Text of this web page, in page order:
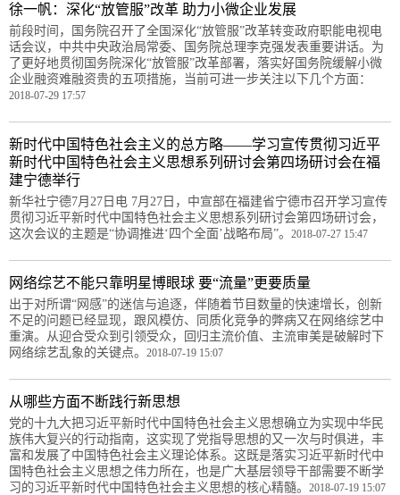
徐一帆：深化“放管服”改革 助力小微企业发展
前段时间，国务院召开了全国深化“放管服”改革转变政府职能电视电
话会议，中共中央政治局常委、国务院总理李克强发表重要讲话。为
了更好地贯彻国务院深化“放管服”改革部署，落实好国务院缓解小微
企业融资难融资贵的五项措施，当前可进一步关注以下几个方面：
2018-07-29 17:57
新时代中国特色社会主义的总方略——学习宣传贯彻习近平
新时代中国特色社会主义思想系列研讨会第四场研讨会在福
建宁德举行
新华社宁德7月27日电 7月27日，中宣部在福建省宁德市召开学习宣传
贯彻习近平新时代中国特色社会主义思想系列研讨会第四场研讨会，
这次会议的主题是“协调推进‘四个全面’战略布局”。 2018-07-27 15:47
网络综艺不能只靠明星博眼球 要“流量”更要质量
出于对所谓“网感”的迷信与追逐，伴随着节目数量的快速增长，创新
不足的问题已经显现，跟风模仿、同质化竞争的弊病又在网络综艺中
重演。从迎合受众到引领受众，回归主流价值、主流审美是破解时下
网络综艺乱象的关键点。 2018-07-19 15:07
从哪些方面不断践行新思想
党的十九大把习近平新时代中国特色社会主义思想确立为实现中华民
族伟大复兴的行动指南，这实现了党指导思想的又一次与时俱进，丰
富和发展了中国特色社会主义理论体系。这既是落实习近平新时代中
国特色社会主义思想之伟力所在，也是广大基层领导干部需要不断学
习的习近平新时代中国特色社会主义思想的核心精髓。 2018-07-19 15:07